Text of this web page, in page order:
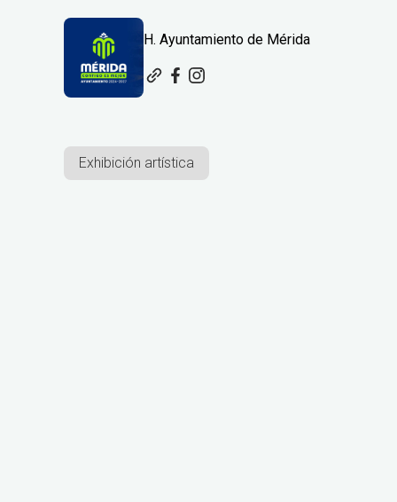
H. Ayuntamiento de Mérida
Exhibición artística